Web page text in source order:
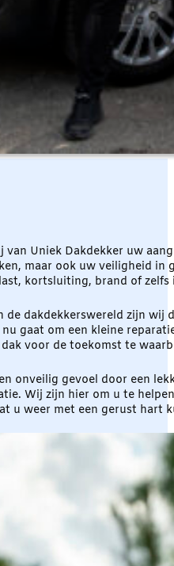
van Uniek Dakdekker uw
maar ook uw veiligheid
kortsluiting, brand of
de dakdekkerswereld zijn
gaat om een kleine
voor de toekomst te
onveilig gevoel door een
Wij zijn hier om u te
u weer met een gerust hart